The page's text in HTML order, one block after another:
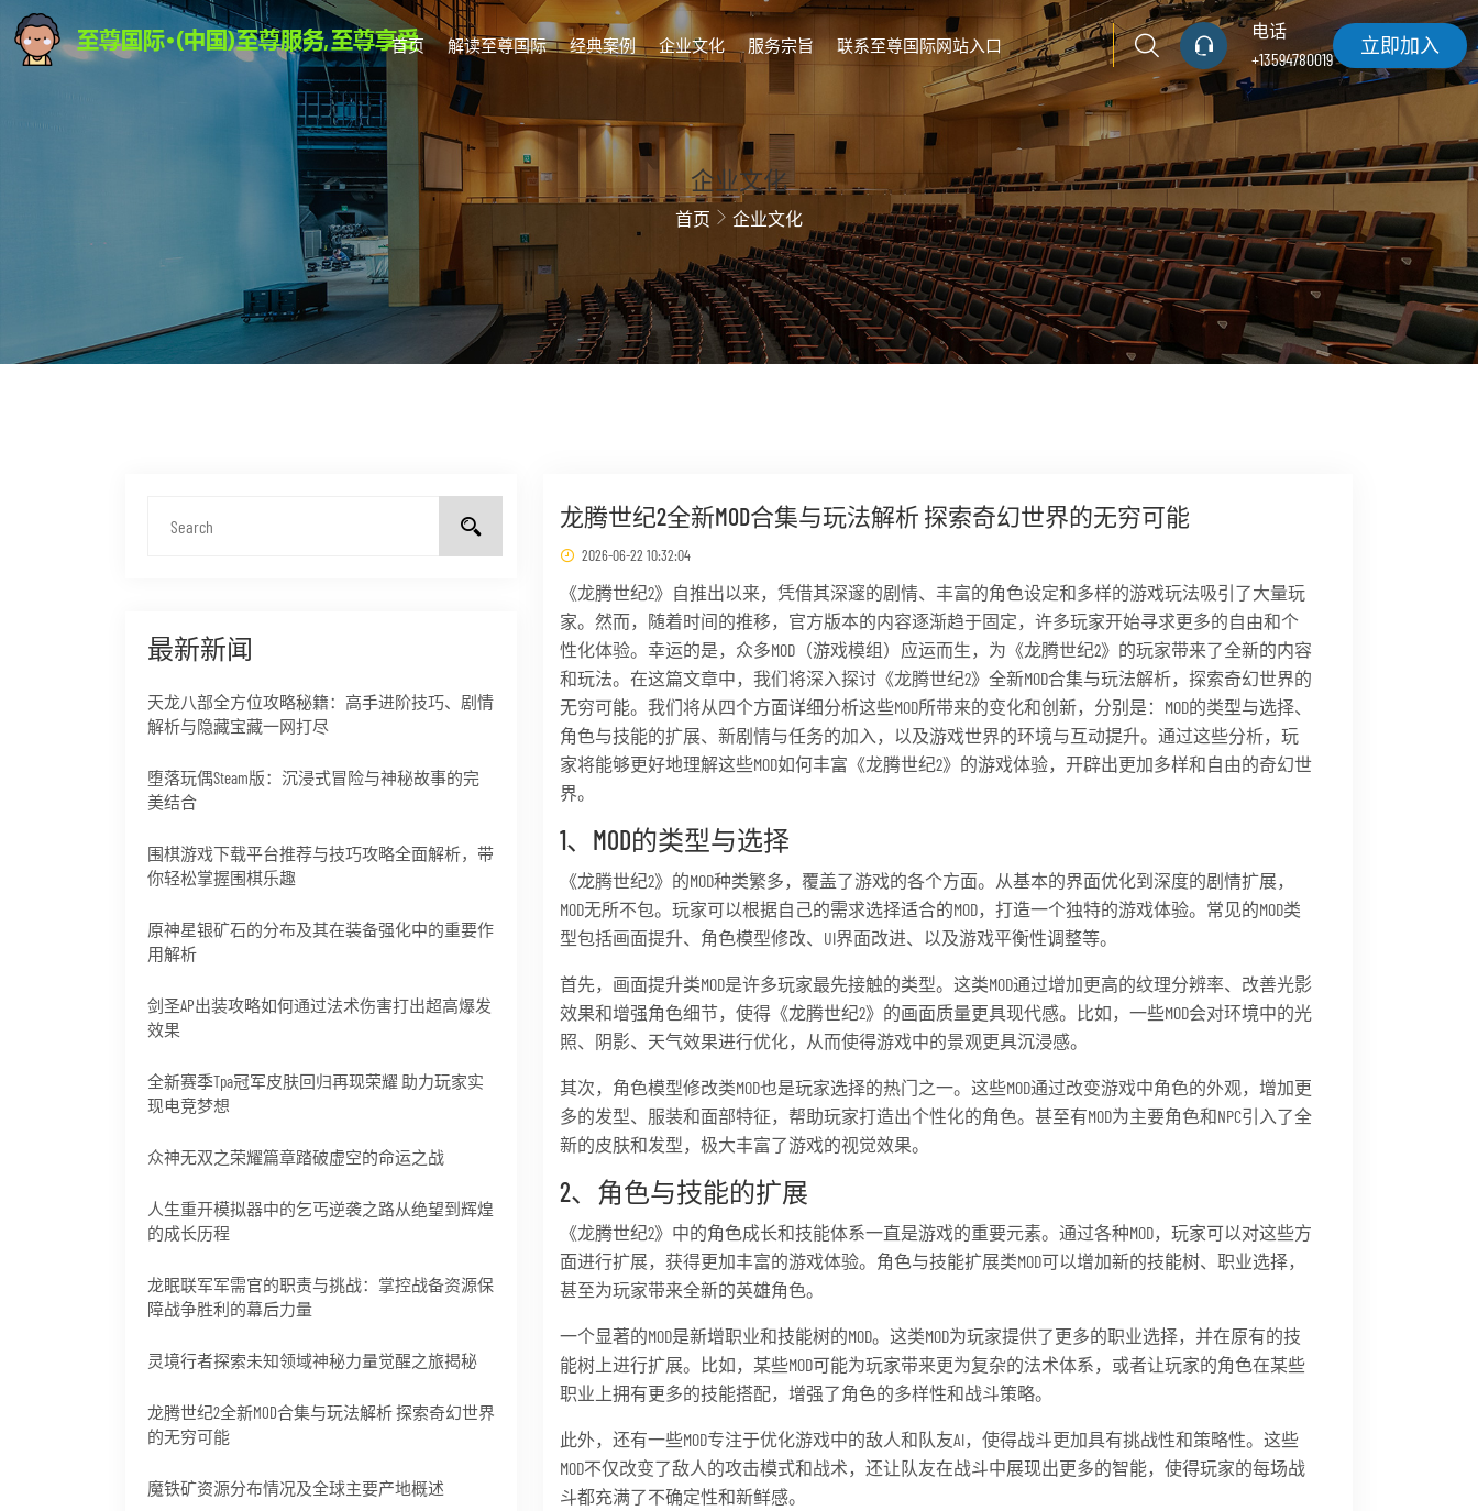
首页 解读至尊国际 经典案例 企业文化 服务宗旨 联系至尊国际网站入口
电话
+13594780019
立即加入
企业文化
首页 企业文化
最新新闻
天龙八部全方位攻略秘籍：高手进阶技巧、剧情
解析与隐藏宝藏一网打尽
堕落玩偶Steam版：沉浸式冒险与神秘故事的完
美结合
围棋游戏下载平台推荐与技巧攻略全面解析，带
你轻松掌握围棋乐趣
原神星银矿石的分布及其在装备强化中的重要作
用解析
剑圣AP出装攻略如何通过法术伤害打出超高爆发
效果
全新赛季Tpa冠军皮肤回归再现荣耀 助力玩家实
现电竞梦想
众神无双之荣耀篇章踏破虚空的命运之战
人生重开模拟器中的乞丐逆袭之路从绝望到辉煌
的成长历程
龙眠联军军需官的职责与挑战：掌控战备资源保
障战争胜利的幕后力量
灵境行者探索未知领域神秘力量觉醒之旅揭秘
龙腾世纪2全新MOD合集与玩法解析 探索奇幻世界
的无穷可能
魔铁矿资源分布情况及全球主要产地概述
龙腾世纪2全新MOD合集与玩法解析 探索奇幻世界的无穷可能
2026-06-22 10:32:04
《龙腾世纪2》自推出以来，凭借其深邃的剧情、丰富的角色设定和多样的游戏玩法吸引了大量玩
家。然而，随着时间的推移，官方版本的内容逐渐趋于固定，许多玩家开始寻求更多的自由和个
性化体验。幸运的是，众多MOD（游戏模组）应运而生，为《龙腾世纪2》的玩家带来了全新的内容
和玩法。在这篇文章中，我们将深入探讨《龙腾世纪2》全新MOD合集与玩法解析，探索奇幻世界的
无穷可能。我们将从四个方面详细分析这些MOD所带来的变化和创新，分别是：MOD的类型与选择、
角色与技能的扩展、新剧情与任务的加入，以及游戏世界的环境与互动提升。通过这些分析，玩
家将能够更好地理解这些MOD如何丰富《龙腾世纪2》的游戏体验，开辟出更加多样和自由的奇幻世
界。
1、MOD的类型与选择
《龙腾世纪2》的MOD种类繁多，覆盖了游戏的各个方面。从基本的界面优化到深度的剧情扩展，
MOD无所不包。玩家可以根据自己的需求选择适合的MOD，打造一个独特的游戏体验。常见的MOD类
型包括画面提升、角色模型修改、UI界面改进、以及游戏平衡性调整等。
首先，画面提升类MOD是许多玩家最先接触的类型。这类MOD通过增加更高的纹理分辨率、改善光影
效果和增强角色细节，使得《龙腾世纪2》的画面质量更具现代感。比如，一些MOD会对环境中的光
照、阴影、天气效果进行优化，从而使得游戏中的景观更具沉浸感。
其次，角色模型修改类MOD也是玩家选择的热门之一。这些MOD通过改变游戏中角色的外观，增加更
多的发型、服装和面部特征，帮助玩家打造出个性化的角色。甚至有MOD为主要角色和NPC引入了全
新的皮肤和发型，极大丰富了游戏的视觉效果。
2、角色与技能的扩展
《龙腾世纪2》中的角色成长和技能体系一直是游戏的重要元素。通过各种MOD，玩家可以对这些方
面进行扩展，获得更加丰富的游戏体验。角色与技能扩展类MOD可以增加新的技能树、职业选择，
甚至为玩家带来全新的英雄角色。
一个显著的MOD是新增职业和技能树的MOD。这类MOD为玩家提供了更多的职业选择，并在原有的技
能树上进行扩展。比如，某些MOD可能为玩家带来更为复杂的法术体系，或者让玩家的角色在某些
职业上拥有更多的技能搭配，增强了角色的多样性和战斗策略。
此外，还有一些MOD专注于优化游戏中的敌人和队友AI，使得战斗更加具有挑战性和策略性。这些
MOD不仅改变了敌人的攻击模式和战术，还让队友在战斗中展现出更多的智能，使得玩家的每场战
斗都充满了不确定性和新鲜感。